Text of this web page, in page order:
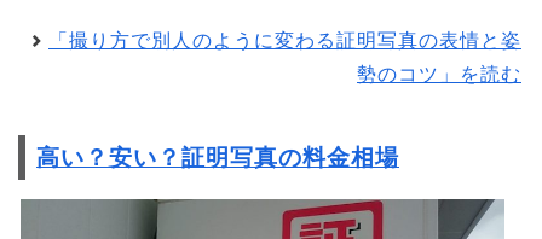
「撮り方で別人のように変わる証明写真の表情と姿
勢のコツ」を読む
高い？安い？証明写真の料金相場